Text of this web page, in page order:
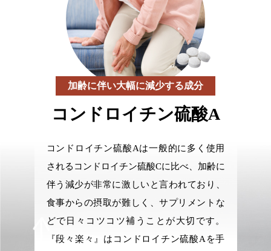
加齢に伴い大幅に減少する成分
コンドロイチン硫酸A
コンドロイチン硫酸Aは一般的に多く使用
されるコンドロイチン硫酸Cに比べ、加齢に
伴う減少が非常に激しいと言われており、
食事からの摂取が難しく、サプリメントな
どで日々コツコツ補うことが大切です。
『段々楽々』はコンドロイチン硫酸Aを手